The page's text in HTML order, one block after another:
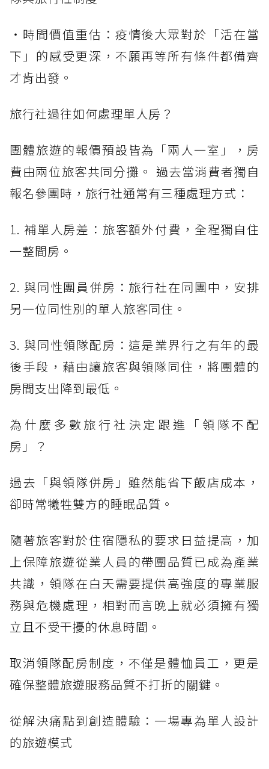
・時間價值重估：疫情後大眾對於「活在當
下」的感受更深，不願再等所有條件都備齊
才肯出發。
旅行社過往如何處理單人房？
團體旅遊的報價預設皆為「兩人一室」，房
費由兩位旅客共同分攤。 過去當消費者獨自
報名參團時，旅行社通常有三種處理方式：
1. 補單人房差：旅客額外付費，全程獨自住
一整間房。
2. 與同性團員併房：旅行社在同團中，安排
另一位同性別的單人旅客同住。
3. 與同性領隊配房：這是業界行之有年的最
後手段，藉由讓旅客與領隊同住，將團體的
房間支出降到最低。
為什麼多數旅行社決定跟進「領隊不配
房」？
過去「與領隊併房」雖然能省下飯店成本，
卻時常犧牲雙方的睡眠品質。
隨著旅客對於住宿隱私的要求日益提高，加
上保障旅遊從業人員的帶團品質已成為產業
共識，領隊在白天需要提供高強度的專業服
務與危機處理，相對而言晚上就必須擁有獨
立且不受干擾的休息時間。
取消領隊配房制度，不僅是體恤員工，更是
確保整體旅遊服務品質不打折的關鍵。
從解決痛點到創造體驗：一場專為單人設計
的旅遊模式